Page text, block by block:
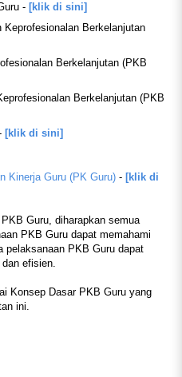
- [klik di sini]
Keprofesionalan Berkelanjutan
Berkelanjutan (PKB
Berkelanjutan (PKB
[klik di sini]
Kinerja Guru (PK Guru) - [klik di
Guru, diharapkan semua
PKB Guru dapat memahami
pelaksanaan PKB Guru dapat
efisien.
Konsep Dasar PKB Guru yang
ini.